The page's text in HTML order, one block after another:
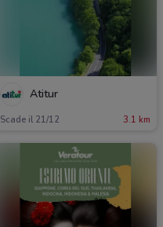
Atitur
Scade il 21/12 3.1 km